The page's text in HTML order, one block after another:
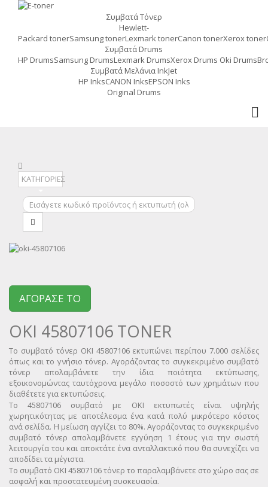
Συμβατά Τόνερ
Hewlett-
Packard tonerSamsung tonerLexmark tonerCanon tonerXerox toner
Συμβατά Drums
HP DrumsSamsung DrumsLexmark DrumsXerox Drums Oki Drums
Συμβατά Μελάνια InkJet
HP InksCANON InksEPSON Inks
Original Drums
ΚΑΤΗΓΟΡΙΕΣ
ΑΓΟΡΑΣΕ ΤΟ
OKI 45807106 TONER
Το συμβατό τόνερ OKI 45807106 εκτυπώνει περίπου 7.000 σελίδες
όπως και το γνήσιο τόνερ. Αγοράζοντας το συγκεκριμένο συμβατό
τόνερ απολαμβάνετε την ίδια ποιότητα εκτύπωσης,
εξοικονομώντας ταυτόχρονα μεγάλο ποσοστό των χρημάτων που
διαθέτετε για εκτυπώσεις.
Το 45807106 συμβατό με OKI εκτυπωτές είναι υψηλής
χωρητικότητας με αποτέλεσμα ένα κατά πολύ μικρότερο κόστος
ανά σελίδα. Η μείωση αγγίζει το 80%. Αγοράζοντας το συγκεκριμένο
συμβατό τόνερ απολαμβάνετε εγγύηση 1 έτους για την σωστή
λειτουργία του και αποκτάτε ένα ανταλλακτικό που θα συνεχίζει να
αποδίδει τα μέγιστα.
Το συμβατό OKI 45807106 τόνερ το παραλαμβάνετε στο χώρο σας σε
ασφαλή και προστατευμένη συσκευασία.